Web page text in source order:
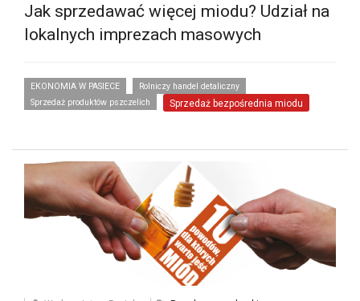
Jak sprzedawać więcej miodu? Udział na
lokalnych imprezach masowych
EKONOMIA W PASIECE
Rolniczy handel detaliczny
Sprzedaż produktów pszczelich
Sprzedaż bezpośrednia miodu